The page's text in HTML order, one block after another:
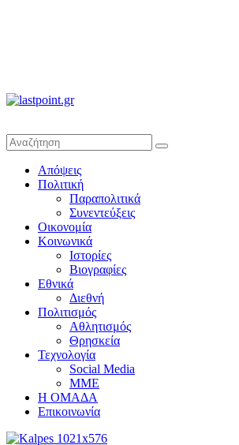
άποψη
μέχρι
Απόψεις
Πολιτική
Παραπολιτικά
Συνεντεύξεις
Οικονομία
Κοινωνικά
Ιστορίες
Βιογραφίες
Εθνικά
Διεθνή
Πολιτισμός
Αθλητισμός
Θρησκεία
Τεχνολογία
Social Media
ΜΜΕ
Η ΟΜΑΔΑ
Επικοινωνία